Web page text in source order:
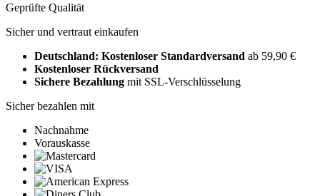
Geprüfte Qualität
Sicher und vertraut einkaufen
Deutschland: Kostenloser Standardversand ab 59,90 €
Kostenloser Rückversand
Sichere Bezahlung mit SSL-Verschlüsselung
Sicher bezahlen mit
Nachnahme
Vorauskasse